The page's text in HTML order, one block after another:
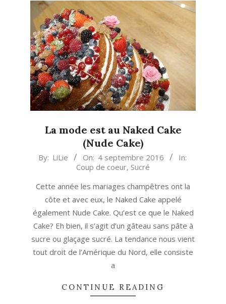
La mode est au Naked Cake
(Nude Cake)
2016-
04
By: LiLie On: 4 septembre 2016
In:
Coup de coeur, Sucré
Cette année les mariages champêtres ont la
côte et avec eux, le Naked Cake appelé
également Nude Cake. Qu’est ce que le Naked
Cake? Eh bien, il s’agit d’un gâteau sans pâte à
sucre ou glaçage sucré. La tendance nous vient
tout droit de l’Amérique du Nord, elle consiste
a
CONTINUE READING